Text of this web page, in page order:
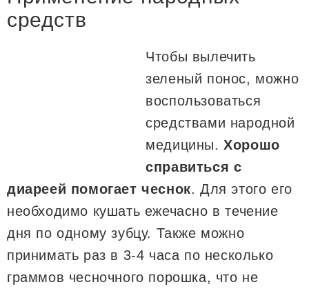
средств
Чтобы вылечить
зеленый понос, можно
воспользоваться
средствами народной
медицины.Хорошо
справиться с
диареей помогает чеснок. Для этого его
необходимо кушать ежечасно в течение
дня по одному зубцу. Также можно
принимать раз в 3-4 часа по несколько
граммов чесночного порошка, что не